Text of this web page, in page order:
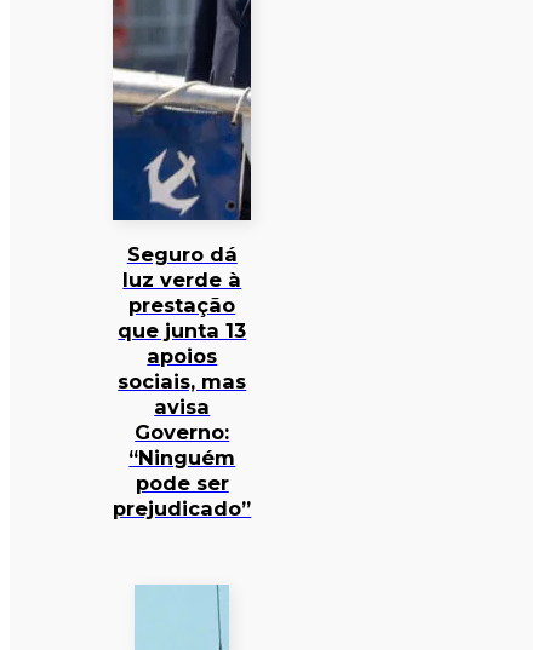
Seguro dá
luz verde à
prestação
que junta 13
apoios
sociais, mas
avisa
Governo:
“Ninguém
pode ser
prejudicado”